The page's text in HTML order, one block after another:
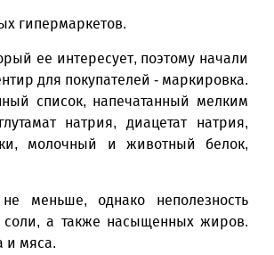
гипермаркетов.
ее интересует, поэтому начали
для покупателей - маркировка.
список, напечатанный мелким
натрия, диацетат натрия,
молочный и животный белок,
меньше, однако неполезность
соли, а также насыщенных жиров.
и мяса.